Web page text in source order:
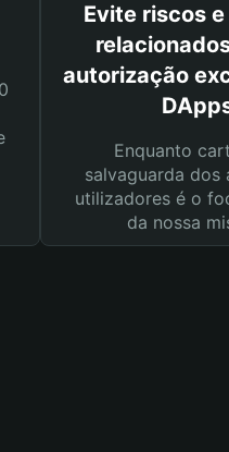
Evite riscos
autorização
Enquanto
salvaguarda dos
utilizadores é o
da nossa